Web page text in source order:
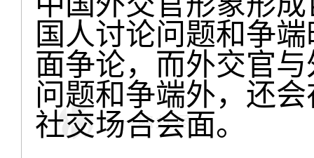
国人讨论问题和争
面争论，而外交官
问题和争端外，还
社交场合会面。